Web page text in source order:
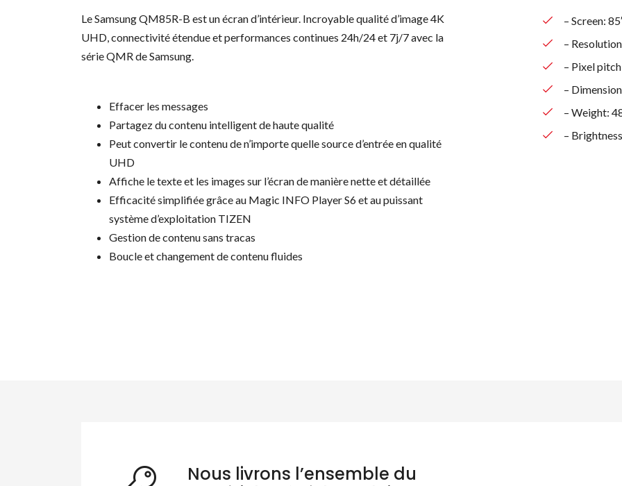
Le Samsung QM85R-B est un écran d’intérieur. Incroyable qualité d’image 4K
UHD, connectivité étendue et performances continues 24h/24 et 7j/7 avec la
série QMR de Samsung.
Effacer les messages
Partagez du contenu intelligent de haute qualité
Peut convertir le contenu de n’importe quelle source d’entrée en qualité
UHD
Affiche le texte et les images sur l’écran de manière nette et détaillée
Efficacité simplifiée grâce au Magic INFO Player S6 et au puissant
système d’exploitation TIZEN
Gestion de contenu sans tracas
Boucle et changement de contenu fluides
– Screen:
–
– Pixel
–
– Weight:
–
Nous livrons l’ensemble du